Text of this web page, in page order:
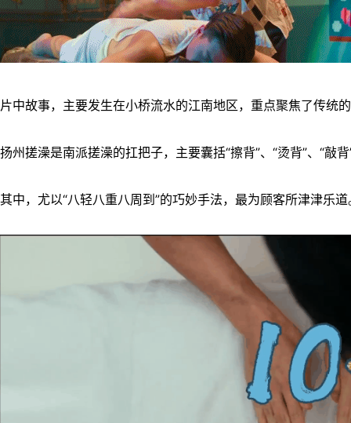
片中故事，主要发生在小桥流水的江南地区，重点聚焦了传统
扬州搓澡是南派搓澡的扛把子，主要囊括“擦背”、“烫背”、“敲
其中，尤以“八轻八重八周到”的巧妙手法，最为顾客所津津乐道